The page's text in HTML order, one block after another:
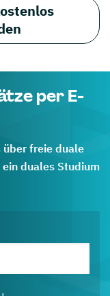
per E-
freie duale
duales Studium